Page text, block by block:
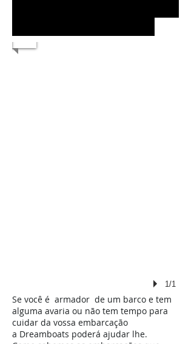
1/1
Se você é armador de um barco e tem
alguma avaria ou não tem tempo para
cuidar da vossa embarcação
a Dreamboats poderá ajudar lhe.